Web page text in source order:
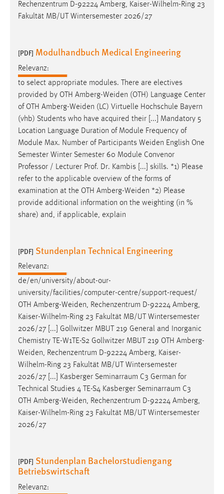
Rechenzentrum D-92224 Amberg, Kaiser-Wilhelm-Ring 23
Fakultät MB/UT Wintersemester 2026/27
[PDF] Modulhandbuch Medical Engineering
Relevanz:
to select appropriate modules. There are electives
provided by OTH Amberg-Weiden (OTH) Language Center
of OTH Amberg-Weiden (LC) Virtuelle Hochschule Bayern
(vhb) Students who have acquired their [...] Mandatory 5
Location Language Duration of Module Frequency of
Module Max. Number of Participants Weiden English One
Semester Winter Semester 60 Module Convenor
Professor / Lecturer Prof. Dr. Kambis [...] skills. *1) Please
refer to the applicable overview of the forms of
examination at the OTH Amberg-Weiden *2) Please
provide additional information on the weighting (in %
share) and, if applicable, explain
[PDF] Stundenplan Technical Engineering
Relevanz:
de/en/university/about-our-
university/facilities/computer-centre/support-request/
OTH Amberg-Weiden, Rechenzentrum D-92224 Amberg,
Kaiser-Wilhelm-Ring 23 Fakultät MB/UT Wintersemester
2026/27 [...] Gollwitzer MBUT 219 General and Inorganic
Chemistry TE-W1TE-S2 Gollwitzer MBUT 219 OTH Amberg-
Weiden, Rechenzentrum D-92224 Amberg, Kaiser-
Wilhelm-Ring 23 Fakultät MB/UT Wintersemester
2026/27 [...] Kasberger Seminarraum C3 German for
Technical Studies 4 TE-S4 Kasberger Seminarraum C3
OTH Amberg-Weiden, Rechenzentrum D-92224 Amberg,
Kaiser-Wilhelm-Ring 23 Fakultät MB/UT Wintersemester
2026/27
[PDF] Stundenplan Bachelorstudiengang
Betriebswirtschaft
Relevanz: